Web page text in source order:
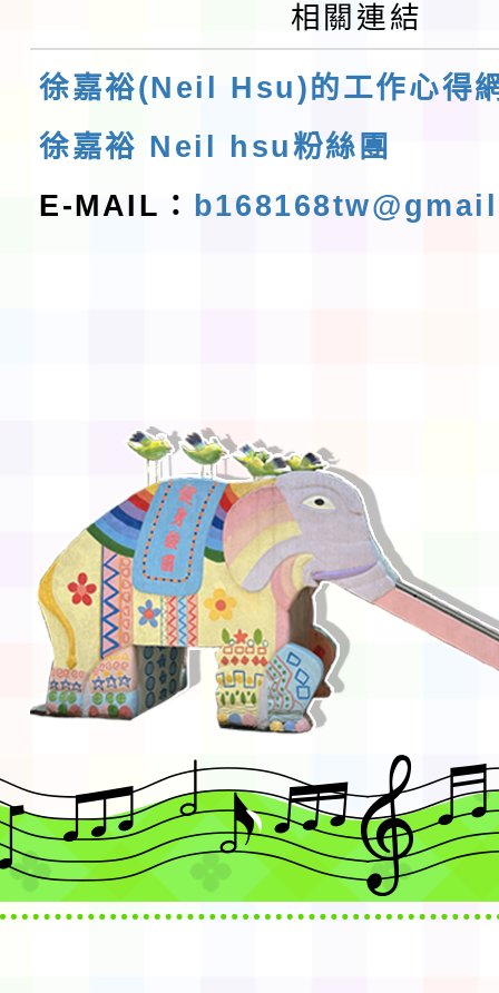
相關連結
徐嘉裕(Neil Hsu)的工作心得
徐嘉裕 Neil hsu粉絲團
E-MAIL：